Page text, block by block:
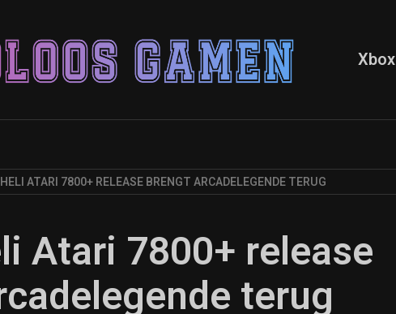
Xbox
ATARI 7800+ RELEASE BRENGT ARCADELEGENDE TERUG
Atari 7800+ release
terug